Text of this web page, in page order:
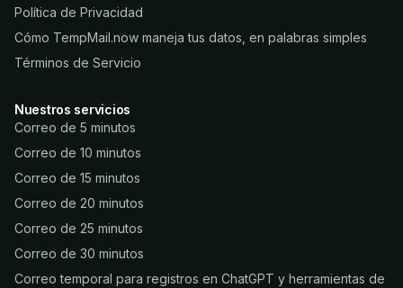
Política de Privacidad
Cómo TempMail.now maneja tus datos, en palabras simples
Términos de Servicio
Nuestros servicios
Correo de 5 minutos
Correo de 10 minutos
Correo de 15 minutos
Correo de 20 minutos
Correo de 25 minutos
Correo de 30 minutos
Correo temporal para registros en ChatGPT y herramientas de